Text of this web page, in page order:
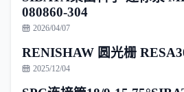
080860-304
2026/04/07
RENISHAW 圆光栅
2025/12/04